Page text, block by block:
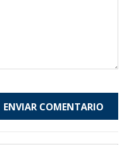
ENVIAR COMENTARIO